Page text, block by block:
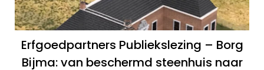
Erfgoedpartners Publiekslezing – Borg
Bijma: van beschermd steenhuis naar